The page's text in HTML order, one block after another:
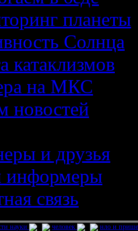
планеты
Солнца
катаклизмов
на МКС
новостей
и друзья
информеры
связь
науки человек
нло и